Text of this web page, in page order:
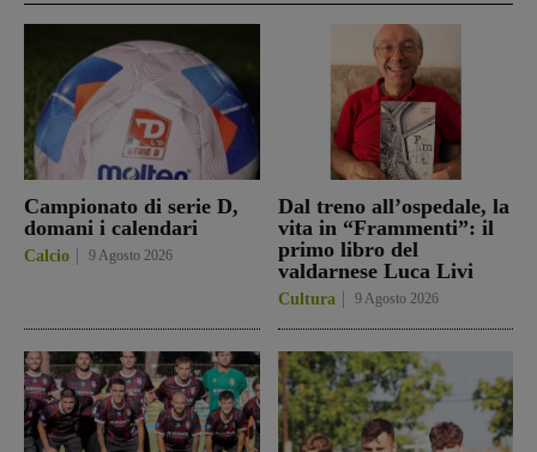
Campionato di serie D,
domani i calendari
Calcio 9 Agosto 2026
Dal treno all’ospedale, la
vita in “Frammenti”: il
primo libro del
valdarnese Luca Livi
Cultura 9 Agosto 2026